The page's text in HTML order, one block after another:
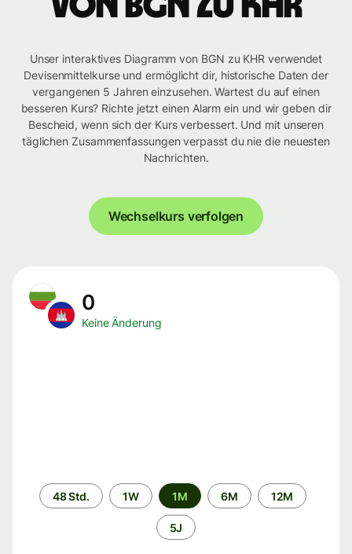
Unser interaktives Diagramm von BGN zu KHR verwendet
Devisenmittelkurse und ermöglicht dir, historische Daten der
vergangenen 5 Jahren einzusehen. Wartest du auf einen
besseren Kurs? Richte jetzt einen Alarm ein und wir geben dir
Bescheid, wenn sich der Kurs verbessert. Und mit unseren
täglichen Zusammenfassungen verpasst du nie die neuesten
Nachrichten.
Wechselkurs verfolgen
0
Keine Änderung
Zeitraum
48 Std. 1W 1M 6M 12M
5J